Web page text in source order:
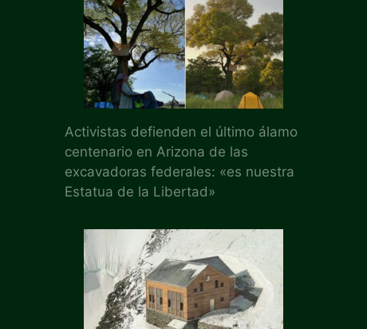
Activistas defienden el último álamo
centenario en Arizona de las
excavadoras federales: «es nuestra
Estatua de la Libertad»